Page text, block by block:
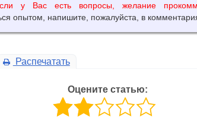
у Вас есть вопросы, желание
опытом, напишите, пожалуйста, в
Распечатать
Оцените статью: